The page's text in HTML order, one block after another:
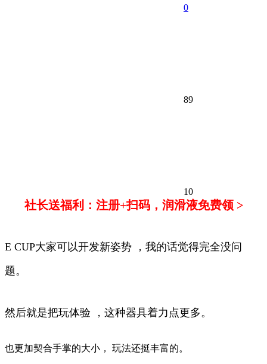
0
89
10
社长送福利：注册+扫码，润滑液免费领 >
E CUP大家可以开发新姿势 ，我的话觉得完全没问
题。
然后就是把玩体验 ，这种器具着力点更多。
也更加契合手掌的大小， 玩法还挺丰富的。